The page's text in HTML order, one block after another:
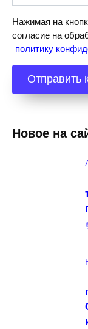
Нажимая на
согласие на
политику
Новое на